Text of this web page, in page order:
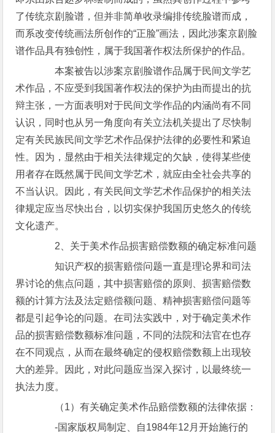
了传统京剧脸谱，但并非简单收录编排传统脸谱而成，
而系改变传统画法所创作的“正脸”画法，因此涉案京剧脸
谱作品具有独创性，属于我国著作权法所保护的作品。
本案被告以涉案京剧脸谱作品属于民间文学艺
术作品，不应受到我国著作权法的保护为由而提出的抗
辩主张，一方面表明对于民间文学作品的内涵尚有不同
认识，同时也从另一角度向有关立法机关提出了尽快制
定有关民族民间文学艺术作品保护法律的必要性和紧迫
性。因为，显然由于相关法律规定的欠缺，使得某些使
用者存在既然属于民间文学艺术，就应由全社会共享的
不当认识。因此，有关民间文学艺术作品保护的相关法
律规定应当尽快出台，以切实保护我国历史悠久的传统
文化遗产。
2、关于美术作品损害赔偿数额的确定标准问题
知识产权的损害赔偿问题一直是理论界和司法
界讨论的焦点问题，其中损害赔偿的原则、损害赔偿数
额的计算方法及法定赔偿额问题、精神损害赔偿问题等
都是引起争论的问题。在司法实践中，对于确定美术作
品的损害赔偿数额标准问题，不同的法院和法官在也存
在不同观点，从而在最终确定的侵权赔偿数额上出现较
大的差异。因此，对此问题应当深入探讨，以最终统一
执法力度。
（1）有关确定美术作品赔偿数额的法律依据：
-国家版权局制定、自1984年12月开始施行的